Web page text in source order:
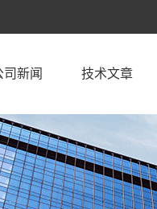
司新闻 技术文章